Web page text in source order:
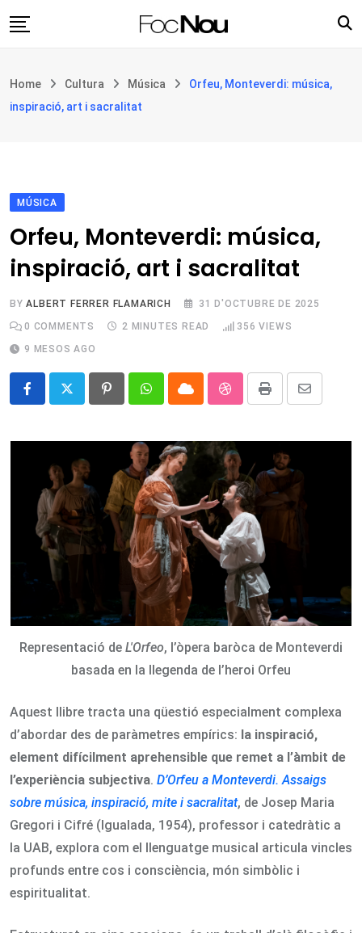
to
Filosofia i teologia
Botiga
Home Cultura Música
Orfeu, Monteverdi: música,
inspiració, art i sacralitat
MÚSICA
Orfeu, Monteverdi: música,
inspiració, art i sacralitat
BYALBERT FERRER FLAMARICH
31 D'OCTUBRE DE 2025
0 COMMENTS 2 MINUTES READ 356 VIEWS
9 MESOS AGO
PinterestWhatsappCloud StumbleUpon
Print
Share
Email
Representació de L'Orfeo, l’òpera baròca de Monteverdi
basada en la llegenda de l’heroi Orfeu
Aquest llibre tracta una qüestió especialment complexa
d’abordar des de paràmetres empírics: la inspiració,
element difícilment aprehensible que remet a l’àmbit de
l’experiència subjectiva. D’Orfeu a Monteverdi. Assaigs
sobre música, inspiració, mite i sacralitat, de Josep Maria
Gregori i Cifré (Igualada, 1954), professor i catedràtic a
la UAB, explora com el llenguatge musical articula vincles
profunds entre cos i consciència, món simbòlic i
espiritualitat.